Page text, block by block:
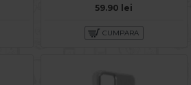
59.90 lei
CUMPARA